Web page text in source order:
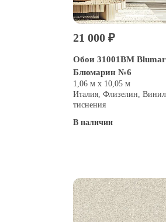
21 000 ₽
Обои 31001BM
Блюмарин №6
1,06 м х 10,05 м
Италия, Флизелин, Винил
тиснения
В наличии